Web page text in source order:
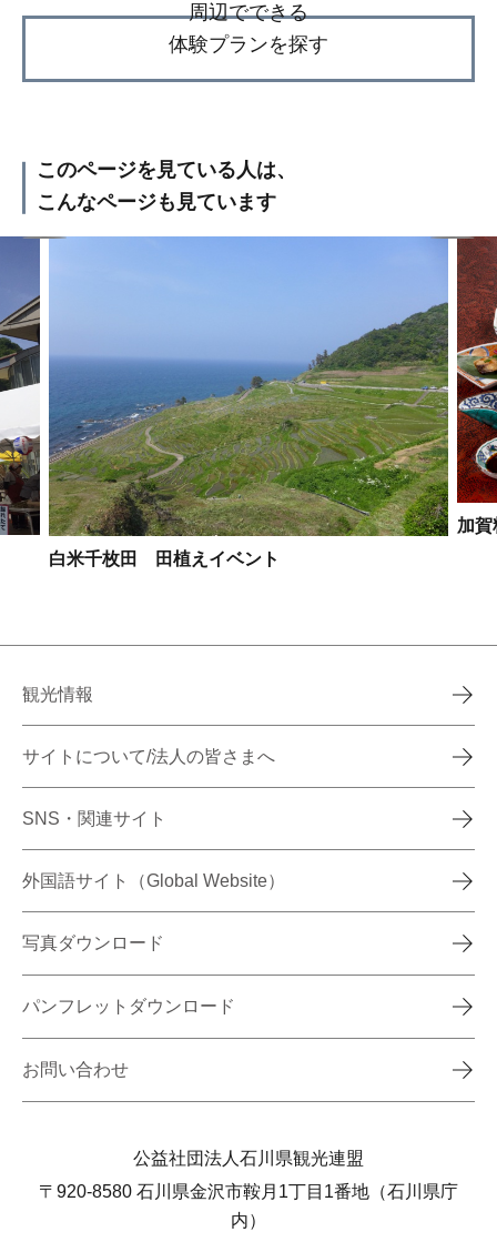
周辺でできる
体験プランを探す
このページを見ている人は、
こんなページも見ています
白米千枚田 田植えイベント
加賀
観光情報
サイトについて/法人の皆さまへ
SNS・関連サイト
外国語サイト（Global Website）
写真ダウンロード
パンフレットダウンロード
お問い合わせ
公益社団法人石川県観光連盟
〒920-8580 石川県金沢市鞍月1丁目1番地（石川県庁
内）